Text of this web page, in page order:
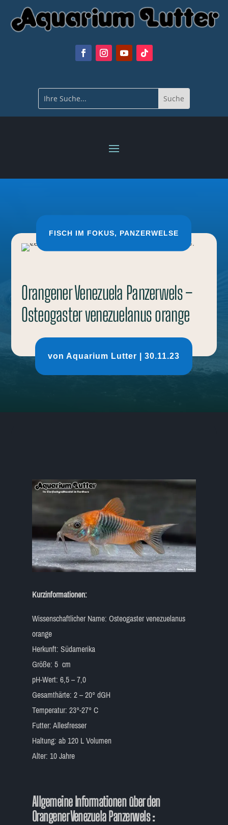
FISCH IM FOKUS, PANZERWELSE
Orangener Venezuela Panzerwels –
Osteogaster venezuelanus orange
von Aquarium Lutter |30.11.23
Kurzinformationen:
Wissenschaftlicher Name: Osteogaster venezuelanus
orange
Herkunft: Südamerika
Größe: 5 cm
pH-Wert: 6,5 – 7,0
Gesamthärte: 2 – 20° dGH
Temperatur: 23°-27° C
Futter: Allesfresser
Haltung: ab 120 L Volumen
Alter: 10 Jahre
Allgemeine Informationen über den
Orangener Venezuela Panzerwels :